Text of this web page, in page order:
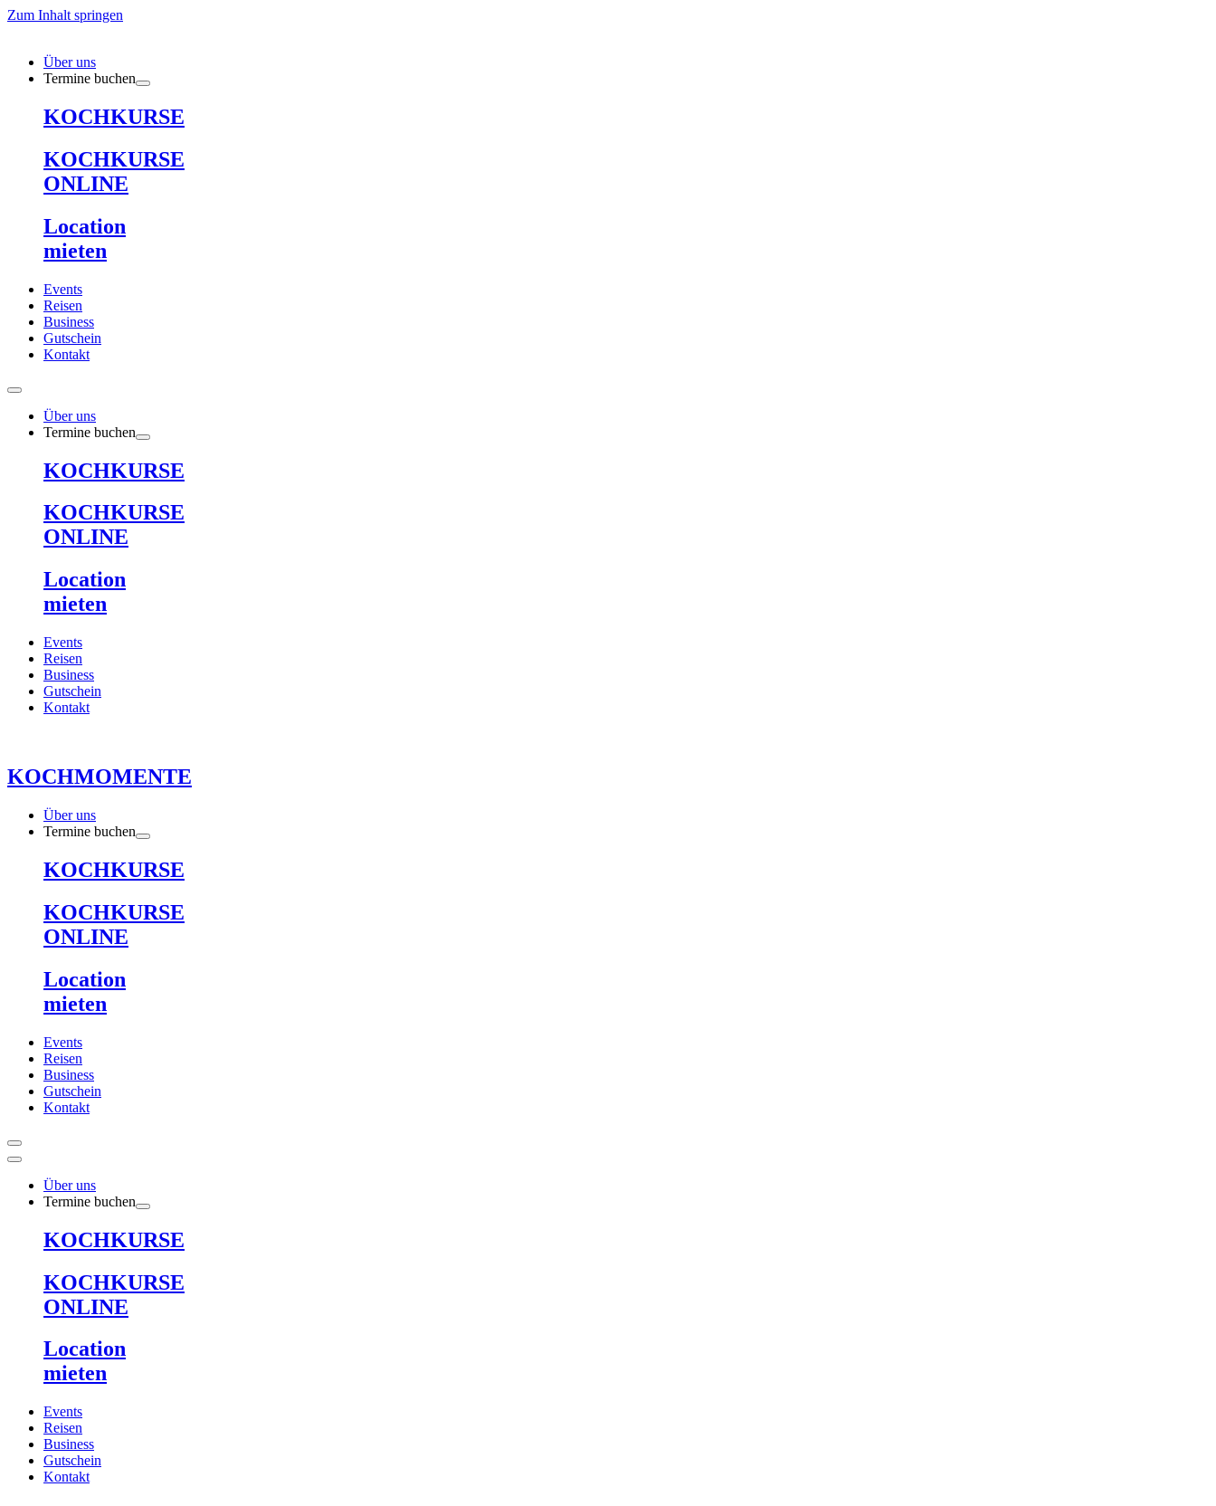
Zum Inhalt springen
Über uns
Termine buchen
KOCHKURSE
KOCHKURSE
ONLINE
Location
mieten
Events
Reisen
Business
Gutschein
Kontakt
Über uns
Termine buchen
KOCHKURSE
KOCHKURSE
ONLINE
Location
mieten
Events
Reisen
Business
Gutschein
Kontakt
KOCHMOMENTE
Über uns
Termine buchen
KOCHKURSE
KOCHKURSE
ONLINE
Location
mieten
Events
Reisen
Business
Gutschein
Kontakt
Über uns
Termine buchen
KOCHKURSE
KOCHKURSE
ONLINE
Location
mieten
Events
Reisen
Business
Gutschein
Kontakt